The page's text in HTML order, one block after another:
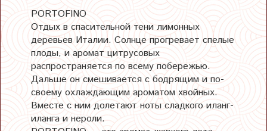
PORTOFINO
Отдых в спасительной тени лимонных
деревьев Италии. Солнце прогревает спелые
плоды, и аромат цитрусовых
распространяется по всему побережью.
Дальше он смешивается с бодрящим и по-
своему охлаждающим ароматом хвойных.
Вместе с ним долетают ноты сладкого иланг-
иланга и нероли.